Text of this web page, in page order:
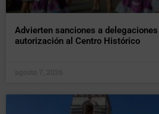
Advierten sanciones a
autorización al Centro Histórico
agosto 7, 2026